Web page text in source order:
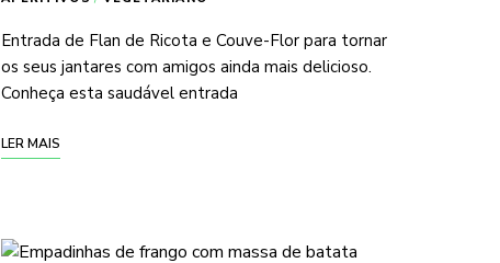
Entrada de Flan de Ricota e Couve-Flor para tornar
os seus jantares com amigos ainda mais delicioso.
Conheça esta saudável entrada
LER MAIS